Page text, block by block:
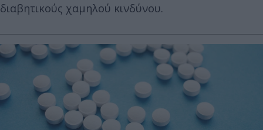
διαβητικούς χαμηλού κινδύνου.